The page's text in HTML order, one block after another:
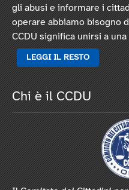
gli abusi e informare i
operare abbiamo bisogno
CCDU significa unirsi a
LEGGI IL RESTO
Chi è il CCDU